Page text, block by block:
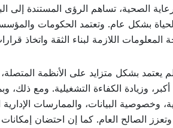
الصحية، تساهم الرؤى المستندة إلى
بشكل عام. وتعتمد الحكومات
المعلومات اللازمة لبناء الثقة واتخاذ
يعتمد بشكل متزايد على الأنظمة المتصلة،
أكبر، وزيادة الكفاءة التشغيلية. ومع
وخصوصية البيانات، والممارسات
وتعزز الصالح العام. كما إن احتضان